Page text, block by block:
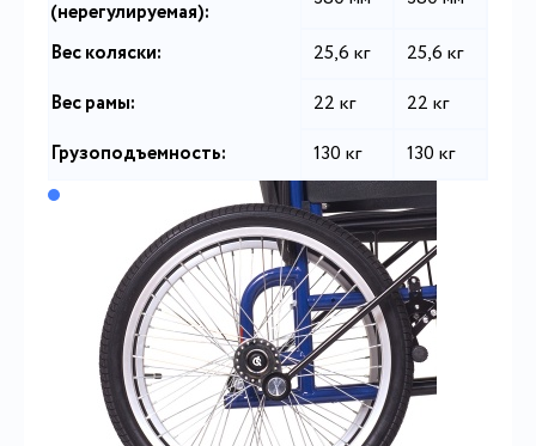
(нерегулируемая):
Вес коляски:
25,6 кг
25,6 кг
Вес рамы:
22 кг
22 кг
Грузоподъемность:
130 кг 130 кг